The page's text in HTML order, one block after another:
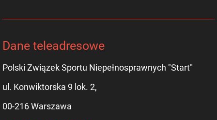
Dane teleadresowe
Polski Związek Sportu Niepełnosprawnych "Start"
ul. Konwiktorska 9 lok. 2,
00-216 Warszawa